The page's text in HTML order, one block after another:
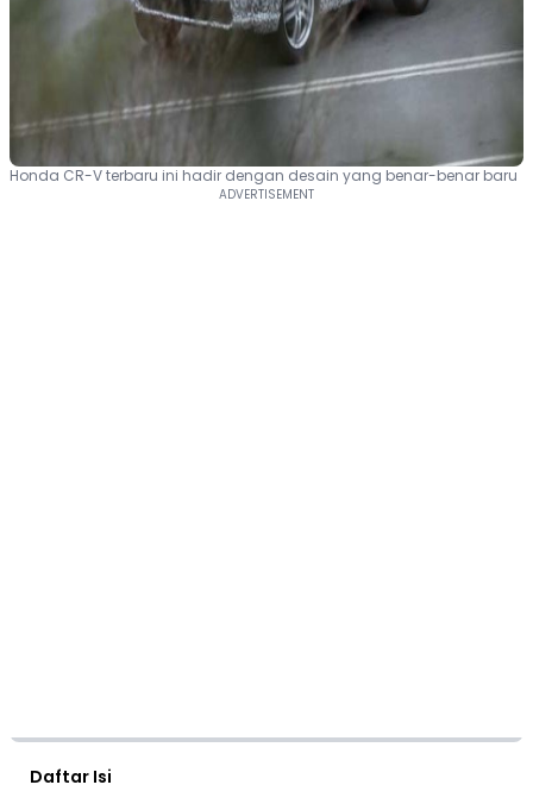
Honda CR-V terbaru ini hadir dengan desain yang benar-benar baru
Daftar Isi